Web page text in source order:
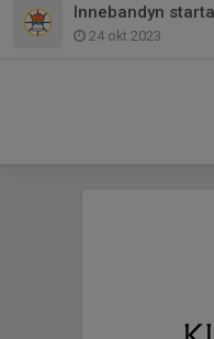
Innebandyn
24 okt 2023